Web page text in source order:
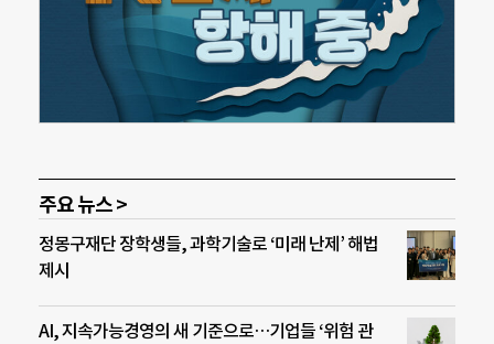
주요 뉴스 >
정몽구재단 장학생들, 과학기술로 ‘미래 난제’ 해법
제시
AI, 지속가능경영의 새 기준으로…기업들 ‘위험 관